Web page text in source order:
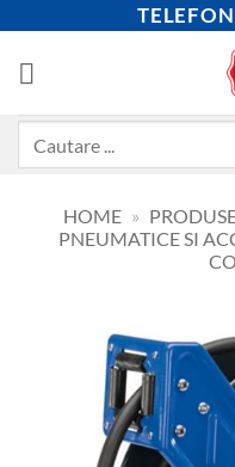
content
HOME »
PNEUMATICE SI